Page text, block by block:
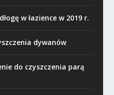
w łazience w 2019 r.
dywanów
do czyszczenia parą